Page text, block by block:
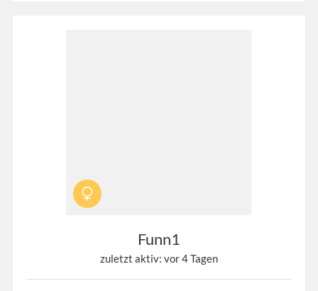
Funn1
zuletzt aktiv: vor 4 Tagen